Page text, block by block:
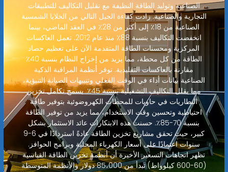
الصناعية وتوليد الطاقة النظيفة مع تقليل التكاليف للتطبيقات
التجارية والصناعية. زادت كفاءة الجيل التالي من الخلايا الشمسية
الصناعية من 18٪ إلى أكثر من 28٪ في العقد الماضي، بينما
انخفضت التكاليف بنسبة 88٪ منذ عام 2012. تعمل العاكسات
المركزية ومحسنات الطاقة المتقدمة الآن على تعظيم حصاد
الطاقة من كل محطة، مما يزيد من إخراج النظام بنسبة 40٪
مقارنة بالعاكسات التقليدية. توفر أنظمة المراقبة الذكية
الصناعية بيانات أداء في الوقت الفعلي وتنبيهات الصيانة التنبؤية،
مما يقلل التكاليف التشغيلية بنسبة 45٪. يسمح تكامل تخزين
البطاريات في حاويات للمحطات الكهروضوئية بتوفير طاقة
احتياطية وتحسين وقت الاستخدام، مما يزيد من توفير الطاقة
بنسبة 70-85٪. حسنت هذه الابتكارات عائد الاستثمار بشكل
كبير، حيث تحقق مشاريع تخزين الطاقة عادةً استردادًا في 6-9
سنوات اعتمادًا على أسعار الكهرباء المحلية وبرامج الحوافز.
تظهر اتجاهات التسعير الأخيرة أن أنظمة تخزين الطاقة القياسية
(60-600 كيلوواط) تبدأ من 85،000 دولار والأنظمة المتوسطة